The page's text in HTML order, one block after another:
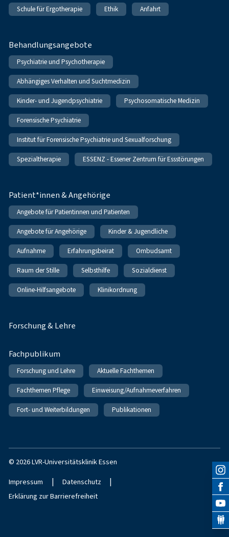
Schule für Ergotherapie Ethik Anfahrt
Behandlungsangebote
Psychiatrie und Psychotherapie
Abhängiges Verhalten und Suchtmedizin
Kinder- und Jugendpsychiatrie Psychosomatische Medizin
Forensische Psychiatrie
Institut für Forensische Psychiatrie und Sexualforschung
Spezialtherapie ESSENZ - Essener Zentrum für Essstörungen
Patient*innen & Angehörige
Angebote für Patientinnen und Patienten
Angebote für Angehörige Kinder & Jugendliche
Aufnahme Erfahrungsbeirat Ombudsamt
Raum der Stille Selbsthilfe Sozialdienst
Online-Hilfsangebote Klinikordnung
Forschung & Lehre
Fachpublikum
Forschung und Lehre Aktuelle Fachthemen
Fachthemen Pflege Einweisung/Aufnahmeverfahren
Fort- und Weiterbildungen Publikationen
© 2026 LVR-Universitätsklinik Essen
Impressum | Datenschutz |
Erklärung zur Barrierefreiheit